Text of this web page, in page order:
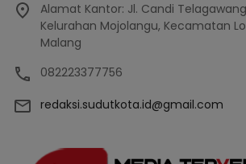
Alamat Kantor: Jl. Candi
Kelurahan Mojolangu, Kecamatan
Malang
082223377756
redaksi.sudutkota.id@gmail.com